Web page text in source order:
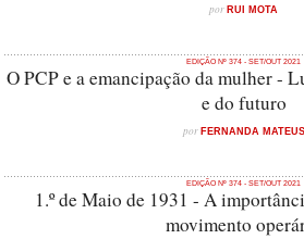
porRUI MOTA
EDIÇÃO Nº 374 - SET/OUT 2021
O PCP e a emancipação da mulher -
e do futuro
porFERNANDA MATEUS
EDIÇÃO Nº 374 - SET/OUT 2021
1.º de Maio de 1931 - A
movimento